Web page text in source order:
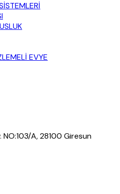
EVYE
NO:103/A, 28100 Giresun